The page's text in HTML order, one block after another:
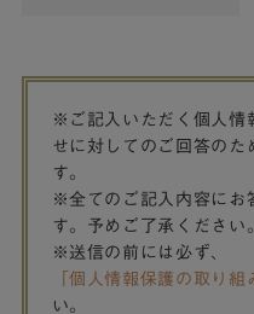
※ご記入いただく個人情
せに対してのご回答のた
す。
※全てのご記入内容にお
す。予めご了承ください
※送信の前には必ず、
「個人情報保護の取り組
い。